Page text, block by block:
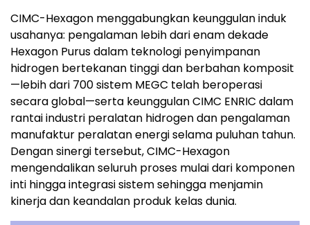
CIMC-Hexagon menggabungkan keunggulan induk
usahanya: pengalaman lebih dari enam dekade
Hexagon Purus dalam teknologi penyimpanan
hidrogen bertekanan tinggi dan berbahan komposit
—lebih dari 700 sistem MEGC telah beroperasi
secara global—serta keunggulan CIMC ENRIC dalam
rantai industri peralatan hidrogen dan pengalaman
manufaktur peralatan energi selama puluhan tahun.
Dengan sinergi tersebut, CIMC-Hexagon
mengendalikan seluruh proses mulai dari komponen
inti hingga integrasi sistem sehingga menjamin
kinerja dan keandalan produk kelas dunia.